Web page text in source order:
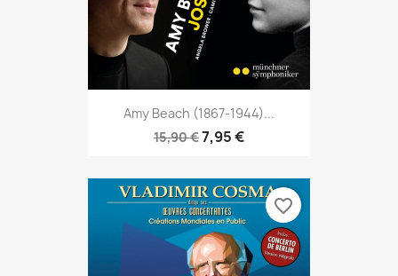
Amy Beach (1867-1944)...
15,90 €7,95 €
favorite_border